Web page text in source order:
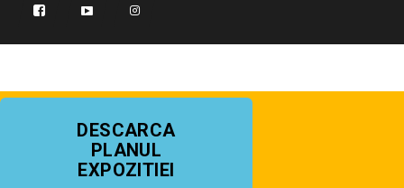
DESCARCA
PLANUL
EXPOZITIEI